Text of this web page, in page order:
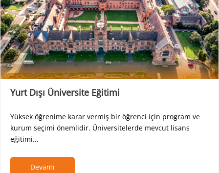
Yurt Dışı Üniversite Eğitimi
Yüksek öğrenime karar vermiş bir öğrenci için program ve
kurum seçimi önemlidir. Üniversitelerde mevcut lisans
eğitimi...
Devamı